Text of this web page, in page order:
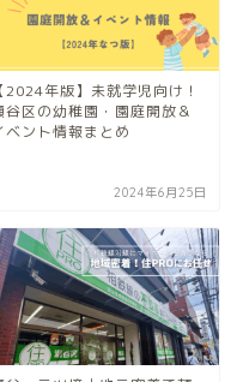
【2024年版】未就学児向け！
谷区の幼稚園・園庭開放＆
ベント情報まとめ
2024年6月25日